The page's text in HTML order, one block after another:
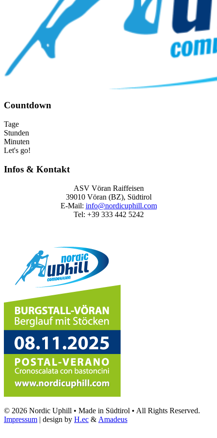
Countdown
Tage
Stunden
Minuten
Let's go!
Infos & Kontakt
ASV Vöran Raiffeisen
39010 Vöran (BZ), Südtirol
E‑Mail: info@nordicuphill.com
Tel: +39 333 442 5242
© 2026 Nordic Uphill • Made in Südtirol • All Rights Reserved.
Impressum | design by H.ec & Amadeus